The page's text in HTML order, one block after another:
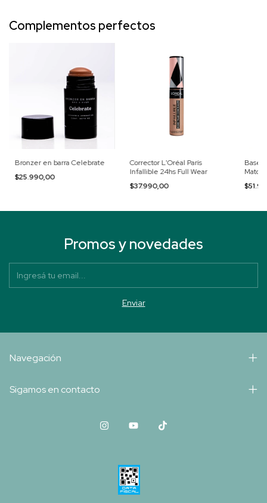
Complementos perfectos
Bronzer en barra Celebrate
$25.990,00
Corrector L'Oréal París
Infallible 24hs Full Wear
$37.990,00
Base
Match
Promos y novedades
Navegación
Sigamos en contacto